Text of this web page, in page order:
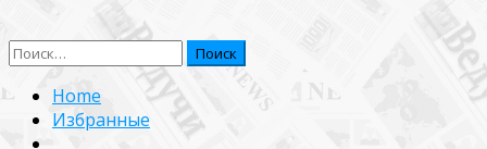
Найти:
Home
Избранные